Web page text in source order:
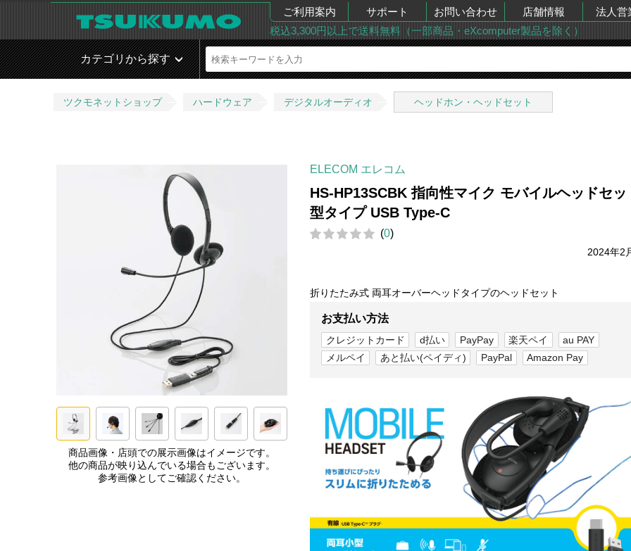
ご利用案内 サポート お問い合わせ 店舗情報
法人営
税込3,300円以上で送料無料（一部商品・eXcomputer製品を除く）
カテゴリから探す
ツクモネットショップ ハードウェア デジタルオーディオ ヘッドホン・ヘッドセット
商品画像・店頭での展示画像はイメージです。
他の商品が映り込んでいる場合もございます。
参考画像としてご確認ください。
ELECOM エレコム
HS-HP13SCBK 指向性マイク モバイルヘッドセッ
型タイプ USB Type-C
(0)
2024年2
折りたたみ式 両耳オーバーヘッドタイプのヘッドセット
お支払い方法
クレジットカード d払い PayPay 楽天ペイ
au PAY
メルペイ
あと払い(ペイディ) PayPal Amazon Pay